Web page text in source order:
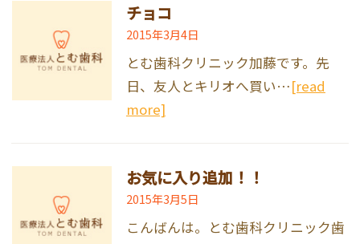
チョコ
2015年3月4日
とむ歯科クリニック加藤です。先
日、友人とキリオへ買い…[read
more]
お気に入り追加！！
2015年3月5日
こんばんは。とむ歯科クリニック歯